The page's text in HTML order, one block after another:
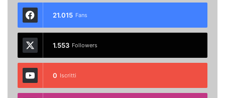
21.015 Fans
1.553 Followers
0 Iscritti